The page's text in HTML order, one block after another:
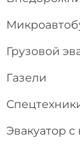
Грузовой
Газели
Эвакуатор